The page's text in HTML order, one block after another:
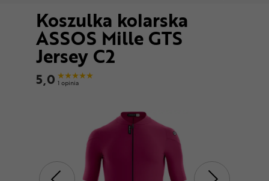
Stopka
Mapa strony
Kaski
Buty
Warsztat
Superoferta
Koszulka kolarska
ASSOS Mille GTS
Jersey C2
5,0 1 opinia